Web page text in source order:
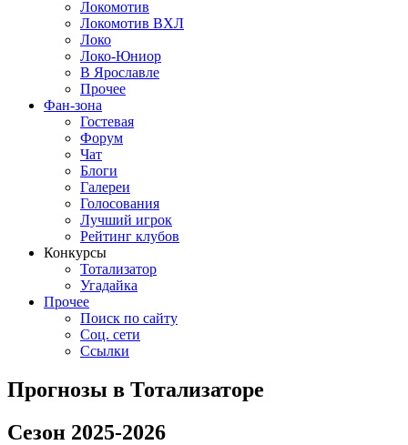
Локомотив
Локомотив ВХЛ
Локо
Локо-Юниор
В Ярославле
Прочее
Фан-зона
Гостевая
Форум
Чат
Блоги
Галереи
Голосования
Лучший игрок
Рейтинг клубов
Конкурсы
Тотализатор
Угадайка
Прочее
Поиск по сайту
Соц. сети
Ссылки
Прогнозы в Тотализаторе
Сезон 2025-2026